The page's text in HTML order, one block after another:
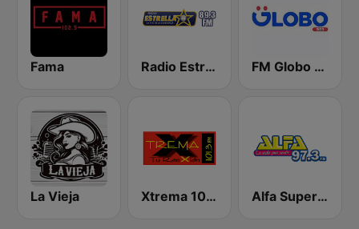
Fama Radio Estrella FM Globo 98.9
La Vieja Xtrema 101.3 FM Alfa Super Stereo